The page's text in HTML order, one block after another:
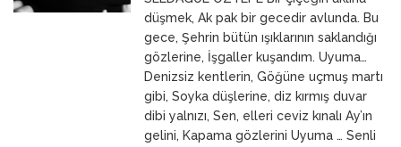
23 Mart 2026 ANNEMdüşmek, Ak pak bir gecedir avlunda. Bu
gece, Şehrin bütün ışıklarının saklandığı
gözlerine, İşgaller kuşandım. Uyuma…
Denizsiz kentlerin, Göğüne uçmuş martı
gibi, Soyka düşlerine, diz kırmış duvar
dibi yalnızı, Sen, elleri ceviz kınalı Ay’ın
gelini, Kapama gözlerini Uyuma … Senli